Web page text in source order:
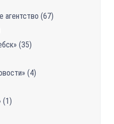
агентство (67)
(35)
(4)
(1)